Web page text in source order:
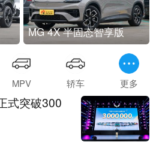
MG 4X 半固态智享版
MPV 轿车 更多
式突破300